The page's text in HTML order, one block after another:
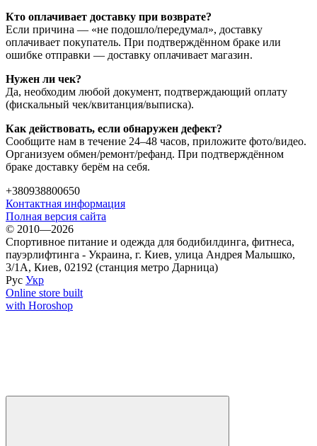
Кто оплачивает доставку при возврате?
Если причина — «не подошло/передумал», доставку
оплачивает покупатель. При подтверждённом браке или
ошибке отправки — доставку оплачивает магазин.
Нужен ли чек?
Да, необходим любой документ, подтверждающий оплату
(фискальный чек/квитанция/выписка).
Как действовать, если обнаружен дефект?
Сообщите нам в течение 24–48 часов, приложите фото/видео.
Организуем обмен/ремонт/рефанд. При подтверждённом
браке доставку берём на себя.
+380938800650
Контактная информация
Полная версия сайта
© 2010—2026
Спортивное питание и одежда для бодибилдинга, фитнеса,
пауэрлифтинга - Украина, г. Киев, улица Андрея Малышко,
3/1А, Киев, 02192 (станция метро Дарница)
Рус Укр
Online store built
with Horoshop